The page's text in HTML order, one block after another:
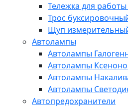
Тележка для
Трос
Щуп
Автолампы
Автолампы
Автолампы
Автолампы
Автолампы
Автопредохранители